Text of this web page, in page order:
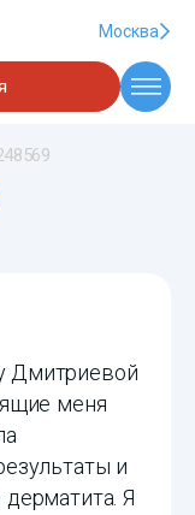
Москва
Дмитриевой
меня
и
дерматита. Я